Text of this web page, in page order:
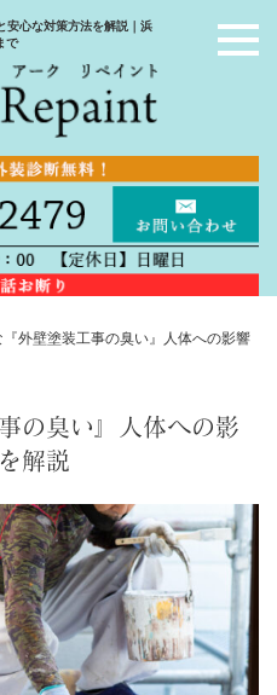
安心な対策方法を解説｜浜
で
『外壁塗装工事の臭い』人体への影響
の臭い』人体への影
解説